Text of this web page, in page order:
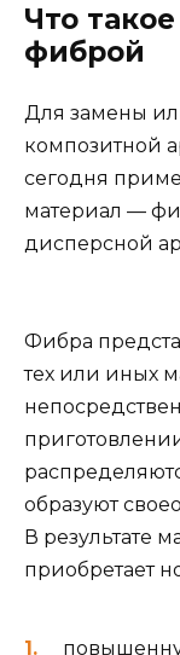
Что
фиброй
Для замены
композитной
сегодня
материал —
дисперсной
Фибра
тех или иных
образуют
В результате
приобретает